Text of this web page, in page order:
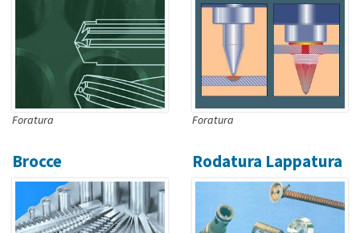
Foratura Foratura
Brocce Rodatura Lappatura